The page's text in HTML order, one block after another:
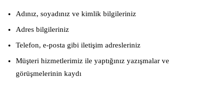
Adınız, soyadınız ve kimlik bilgileriniz
Adres bilgileriniz
Telefon, e-posta gibi iletişim adresleriniz
Müşteri hizmetlerimiz ile yaptığınız yazışmalar ve
görüşmelerinin kaydı